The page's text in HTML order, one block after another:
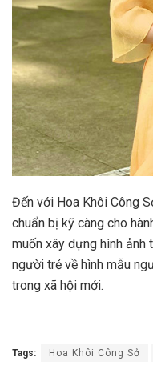
Đến với Hoa Khôi Công
chuẩn bị kỹ càng cho
muốn xây dựng hình ảnh
người trẻ về hình mẫu
trong xã hội mới.
Tags: Hoa Khôi Công Sở